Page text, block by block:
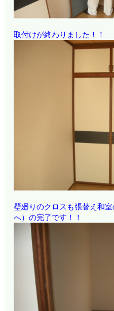
取付けが終わりました！！
壁廻りのクロスも張替え和
へ）の完了です！！